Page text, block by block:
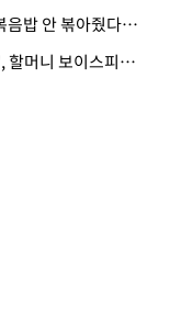
· "볶아달라니까!"…셀프 볶음밥 안 볶아줬다고 사장 폭행한 손님
· 천안 택배기사의 '매의 눈', 할머니 보이스피싱 피해 막아